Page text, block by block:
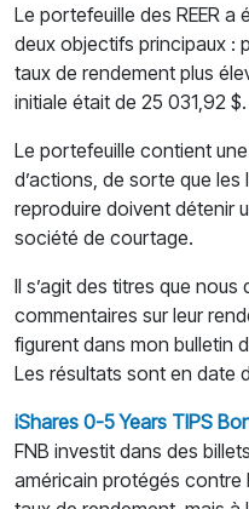
Le portefeuille des REER a
deux objectifs principaux :
taux de rendement plus
initiale était de 25 031,92 $.
Le portefeuille contient
d’actions, de sorte que
reproduire doivent détenir
société de courtage.
Il s’agit des titres que
commentaires sur leur
figurent dans mon bulletin
Les résultats sont en date
iShares 0-5 Years TIPS
FNB investit dans des
américain protégés contre